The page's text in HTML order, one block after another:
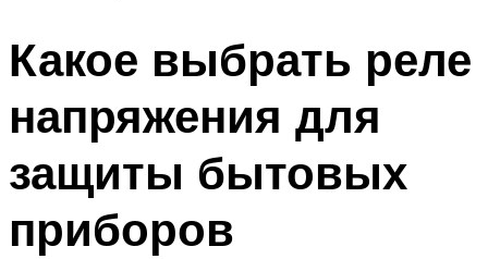
Какое выбрать реле
напряжения для
защиты бытовых
приборов